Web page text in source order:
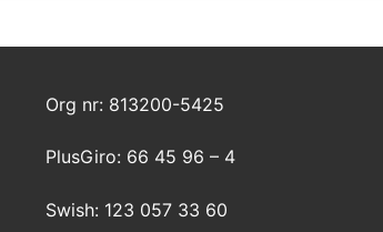
Org nr: 813200-5425
PlusGiro: 66 45 96 – 4
Swish: 123 057 33 60